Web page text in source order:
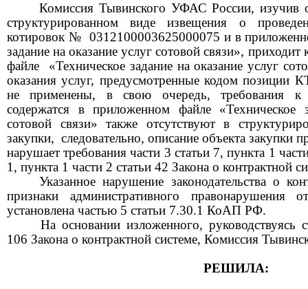
Комиссия Тывинского УФАС России, изучив
структурированном виде извещения о
котировок № 0312100003625000075 и в
задание на оказание услуг сотовой связи», приходит
файле
«Техническое задание на оказание услуг
оказания услуг, предусмотренныекодом позиции
не применены, в свою очередь, требования к
содержатся в приложенном файле «Техническое
сотовой связи»также отсутствуют в
закупки, следовательно, описание объекта закупки
нарушает требованиячасти 3 статьи 7,пункта 1
1, пункта 1 части 2 статьи 42 Закона о контрактной
Указанное нарушение законодательства о
признаки административного правонарушения
установлена частью 5 статьи 7.30.1 КоАП РФ.
На основании изложенного, руководствуясь
106 Закона о контрактной системе, Комиссия
РЕШИЛА: